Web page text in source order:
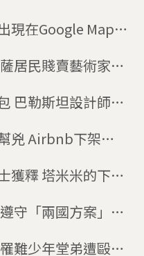
現在Google Maps
居民賤賣藝術家塗
巴勒斯坦設計師嚇
架以
米的下一